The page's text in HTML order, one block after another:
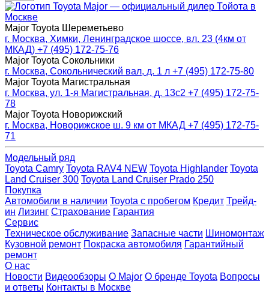
Major — официальный дилер Тойота в
Москве
Major Toyota Шереметьево
г. Москва, Химки, Ленинградское шоссе, вл. 23 (4км от
МКАД) +7 (495) 172-75-76
Major Toyota Сокольники
г. Москва, Сокольнический вал, д. 1 л +7 (495) 172-75-80
Major Toyota Магистральная
г. Москва, ул. 1-я Магистральная, д. 13с2 +7 (495) 172-75-
78
Major Toyota Новорижский
г. Москва, Новорижское ш. 9 км от МКАД +7 (495) 172-75-
71
Модельный ряд
Toyota Camry Toyota RAV4 NEW Toyota Highlander Toyota
Land Cruiser 300 Toyota Land Cruiser Prado 250
Покупка
Автомобили в наличии Toyota с пробегом Кредит Трейд-
ин Лизинг Страхование Гарантия
Сервис
Техническое обслуживание Запасные части Шиномонтаж
Кузовной ремонт Покраска автомобиля Гарантийный
ремонт
О нас
Новости Видеообзоры О Major О бренде Toyota Вопросы
и ответы Контакты в Москве